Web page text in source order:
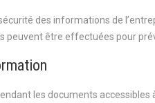
des informations de
peuvent être effectuées pour
les documents accessibles